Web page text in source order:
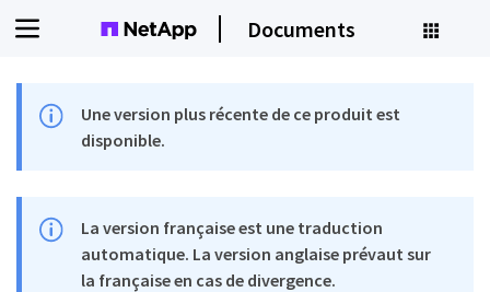
Documents
Une version plus récente de ce produit est
disponible.
La version française est une traduction
automatique. La version anglaise prévaut sur
la française en cas de divergence.